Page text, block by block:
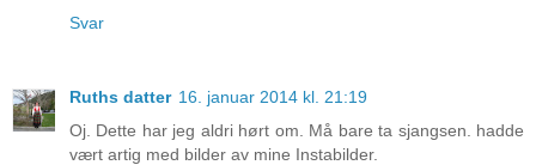
Svar
Ruths datter 16. januar 2014 kl. 21:19
Oj. Dette har jeg aldri hørt om. Må bare ta sjangsen. hadde
vært artig med bilder av mine Instabilder.